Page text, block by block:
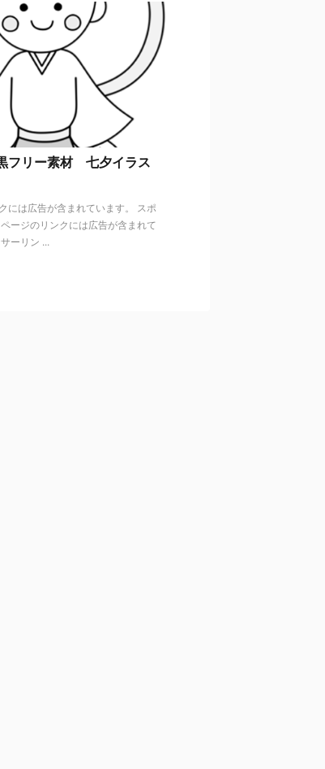
フリー素材 七夕イラス
には広告が含まれています。 スポ
ージのリンクには広告が含まれて
ーリン ...